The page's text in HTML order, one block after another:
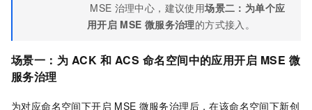
MSE 治理中心，建议使用场景二：为单个应
用开启 MSE 微服务治理的方式接入。
场景一：为 ACK 和 ACS 命名空间中的应用开启 MSE 微
服务治理
为对应命名空间下开启 MSE 微服务治理后，在该命名空间下新创